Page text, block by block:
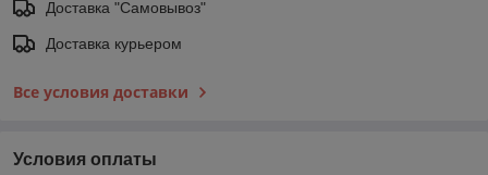
Доставка "Самовывоз"
Доставка курьером
Все условия доставки
Условия оплаты